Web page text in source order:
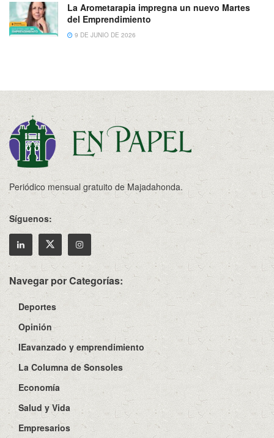
La Arometarapia impregna un nuevo Martes
del Emprendimiento
9 DE JUNIO DE 2026
Periódico mensual gratuito de Majadahonda.
Síguenos:
Navegar por Categorías:
Deportes
Opinión
IEavanzado y emprendimiento
La Columna de Sonsoles
Economía
Salud y Vida
Empresarios